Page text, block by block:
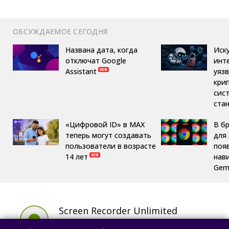
ОБСУЖДАЕМОЕ СЕГОДНЯ
Названа дата, когда
отключат Google
Assistant
«Цифровой ID» в MAX
теперь могут создавать
пользователи в возрасте
14 лет
В
для
Screen Recorder Unlimited